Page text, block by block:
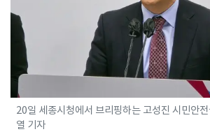
20일 세종시청에서 브리핑하는 고성진 시민안
열 기자